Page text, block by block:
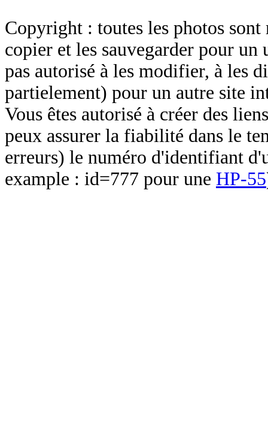
Copyright : toutes les photos sont
copier et les sauvegarder pour un
pas autorisé à les modifier, à les
partielement) pour un autre site
Vous êtes autorisé à créer des
peux assurer la fiabilité dans le
erreurs) le numéro d'identifiant
example : id=777 pour une HP-55